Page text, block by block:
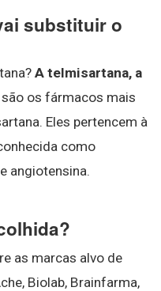
substituir o
A telmisartana, a
são os fármacos mais
Eles pertencem à
como
angiotensina.
as marcas alvo de
Biolab, Brainfarma,